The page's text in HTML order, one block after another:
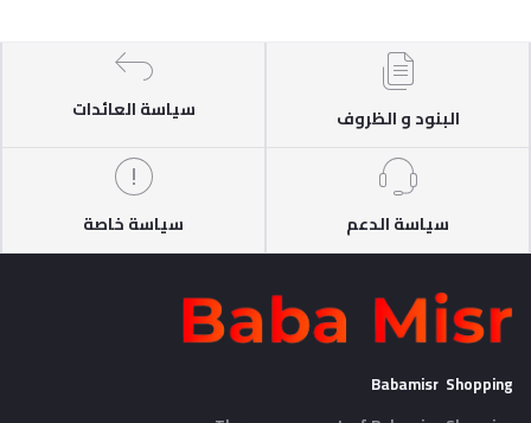
البنود و الظروف سياسة العائدات
سياسة الدعم سياسة خاصة
Babamisr Shopping